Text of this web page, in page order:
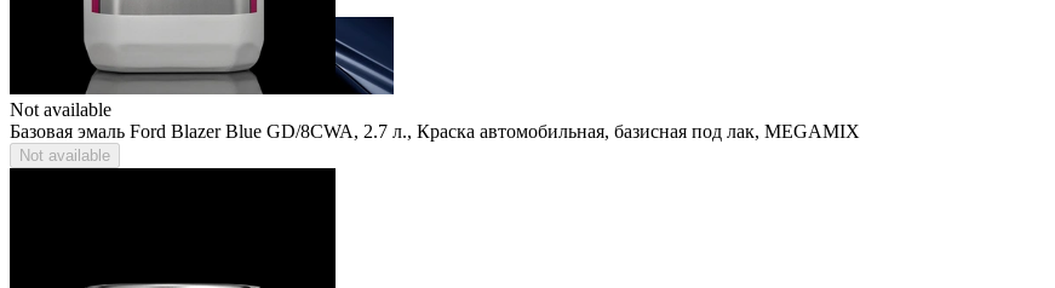
Not available
Базовая эмаль Ford Blazer Blue GD/8CWA, 2.7 л., Краска автомобильная, базисная под лак, MEGAMIX
Not available